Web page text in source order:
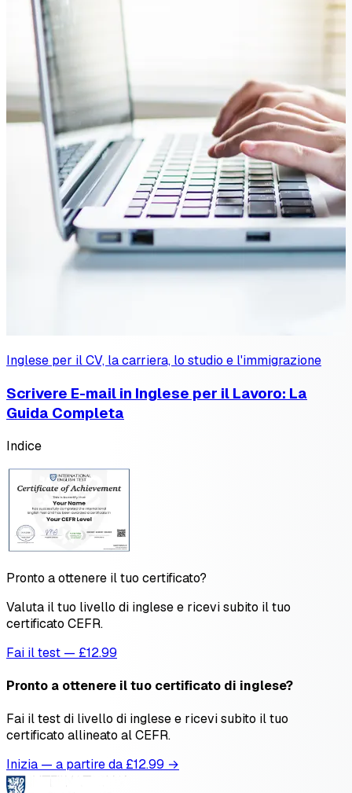
Inglese per il CV, la carriera, lo studio e l'immigrazione
Scrivere E-mail in Inglese per il Lavoro: La
Guida Completa
Indice
Pronto a ottenere il tuo certificato?
Valuta il tuo livello di inglese e ricevi subito il tuo
certificato CEFR.
Fai il test — £12.99
Pronto a ottenere il tuo certificato di inglese?
Fai il test di livello di inglese e ricevi subito il tuo
certificato allineato al CEFR.
Inizia — a partire da £12.99 →